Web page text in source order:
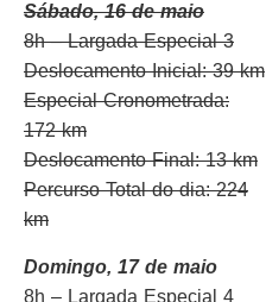
Sábado, 16 de maio
8h – Largada Especial 3
Deslocamento Inicial: 39 km
Especial Cronometrada:
172 km
Deslocamento Final: 13 km
Percurso Total do dia: 224
km
Domingo, 17 de maio
8h – Largada Especial 4